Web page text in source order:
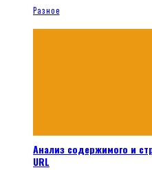
Разное
Анализ содержимого и
URL